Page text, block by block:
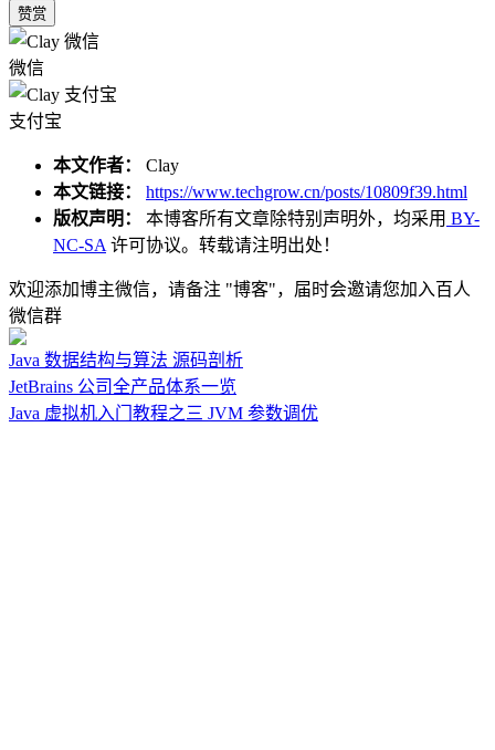
赞赏
微信
支付宝
本文作者：
Clay
本文链接：
https://www.techgrow.cn/posts/10809f39.html
版权声明：
本博客所有文章除特别声明外，均采用 BY-
NC-SA 许可协议。转载请注明出处！
欢迎添加博主微信，请备注 "博客"，届时会邀请您加入百人
微信群
Java 数据结构与算法 源码剖析
JetBrains 公司全产品体系一览
Java 虚拟机入门教程之三 JVM 参数调优